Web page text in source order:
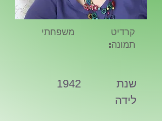
משפחתי
קרדיט
תמונה:
1942
שנת
לידה